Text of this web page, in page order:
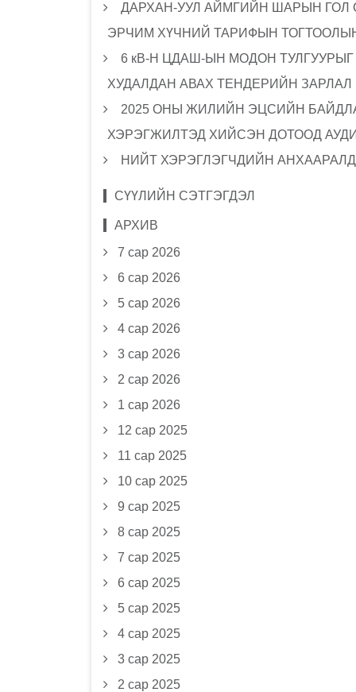
ДАРХАН-УУЛ АЙМГИЙН ШАРЫН ГОЛ
ЭРЧИМ ХҮЧНИЙ ТАРИФЫН
6 кВ-Н ЦДАШ-ЫН МОДОН
ХУДАЛДАН АВАХ ТЕНДЕРИЙН ЗАРЛАЛ
2025 ОНЫ ЖИЛИЙН ЭЦСИЙН
ХЭРЭГЖИЛТЭД ХИЙСЭН ДОТООД
НИЙТ ХЭРЭГЛЭГЧДИЙН АНХААРАЛД
СҮҮЛИЙН СЭТГЭГДЭЛ
АРХИВ
7 сар 2026
6 сар 2026
5 сар 2026
4 сар 2026
3 сар 2026
2 сар 2026
1 сар 2026
12 сар 2025
11 сар 2025
10 сар 2025
9 сар 2025
8 сар 2025
7 сар 2025
6 сар 2025
5 сар 2025
4 сар 2025
3 сар 2025
2 сар 2025